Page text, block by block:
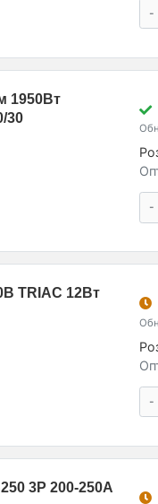
-
1950Вт
30
-
TRIAC 12Вт
-
3P 200-250А